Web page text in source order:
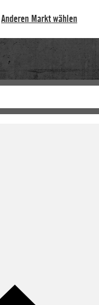
Anderen Markt wählen